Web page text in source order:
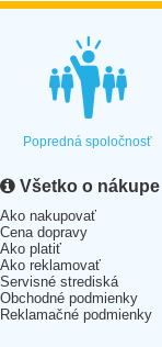
Popredná spoločnosť
Všetko o nákupe
Ako nakupovať
Cena dopravy
Ako platiť
Ako reklamovať
Servisné strediská
Obchodné podmienky
Reklamačné podmienky